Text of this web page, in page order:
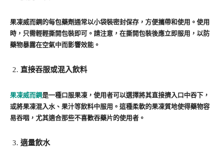
果凍威而鋼的每包藥劑通常以小袋裝密封保存，方便攜帶和使用。使用
時，只需輕輕撕開包裝即可。請注意，在撕開包裝後應立即服用，以防
藥物暴露在空氣中而影響效能。
直接吞服或混入飲料
果凍威而鋼是一種口服果凍，使用者可以選擇將其直接擠入口中吞下，
或將果凍混入水、果汁等飲料中服用。這種柔軟的果凍質地使得藥物容
易吞咽，尤其適合那些不喜歡吞藥片的使用者。
適量飲水